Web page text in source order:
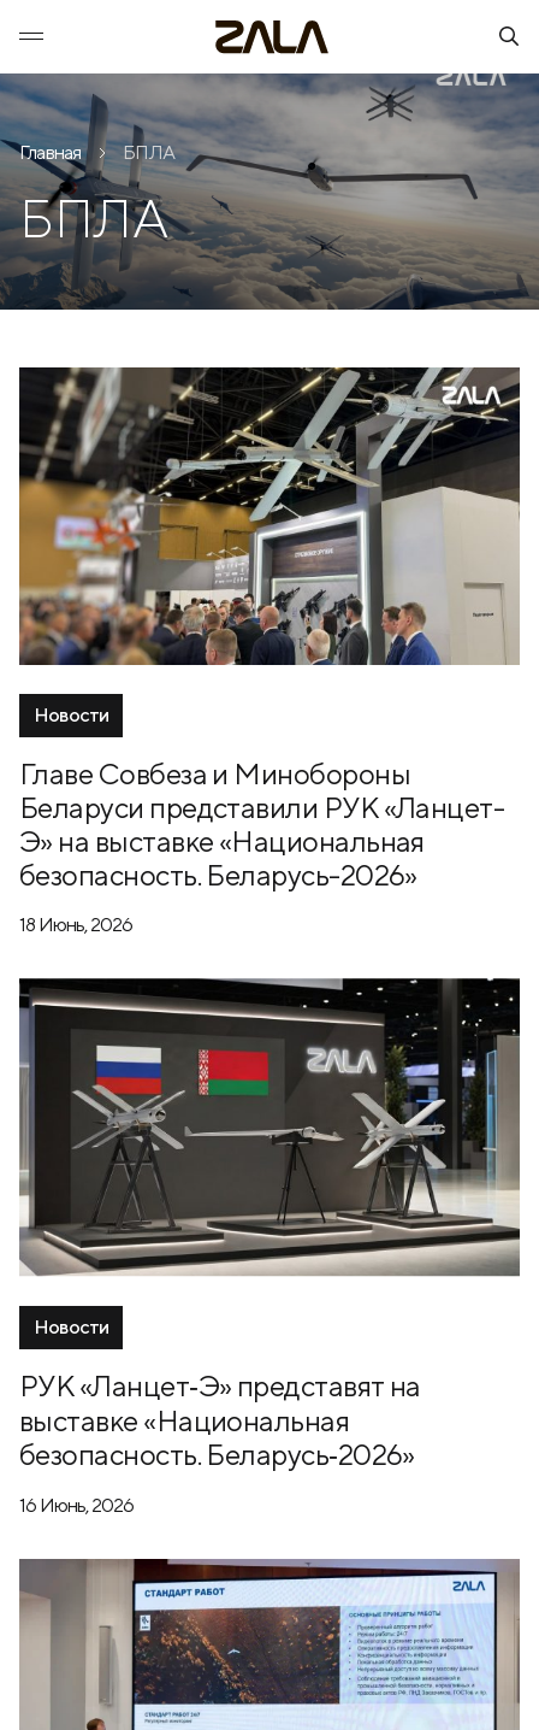
Главная БПЛА
БПЛА
Новости
Главе Совбеза и Минобороны
Беларуси представили РУК «Ланцет-
Э» на выставке «Национальная
безопасность. Беларусь-2026»
18 Июнь, 2026
Новости
РУК «Ланцет‑Э» представят на
выставке «Национальная
безопасность. Беларусь‑2026»
16 Июнь, 2026